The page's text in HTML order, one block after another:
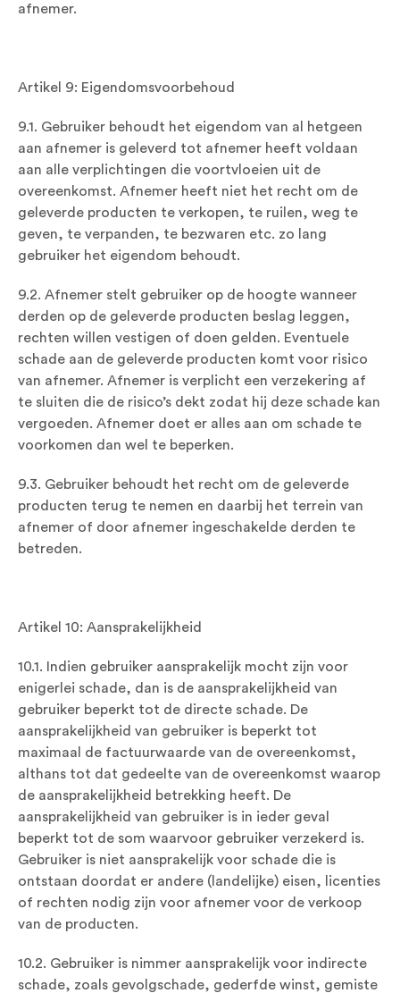
afnemer.
Artikel 9: Eigendomsvoorbehoud
9.1. Gebruiker behoudt het eigendom van al hetgeen
aan afnemer is geleverd tot afnemer heeft voldaan
aan alle verplichtingen die voortvloeien uit de
overeenkomst. Afnemer heeft niet het recht om de
geleverde producten te verkopen, te ruilen, weg te
geven, te verpanden, te bezwaren etc. zo lang
gebruiker het eigendom behoudt.
9.2. Afnemer stelt gebruiker op de hoogte wanneer
derden op de geleverde producten beslag leggen,
rechten willen vestigen of doen gelden. Eventuele
schade aan de geleverde producten komt voor risico
van afnemer. Afnemer is verplicht een verzekering af
te sluiten die de risico’s dekt zodat hij deze schade kan
vergoeden. Afnemer doet er alles aan om schade te
voorkomen dan wel te beperken.
9.3. Gebruiker behoudt het recht om de geleverde
producten terug te nemen en daarbij het terrein van
afnemer of door afnemer ingeschakelde derden te
betreden.
Artikel 10: Aansprakelijkheid
10.1. Indien gebruiker aansprakelijk mocht zijn voor
enigerlei schade, dan is de aansprakelijkheid van
gebruiker beperkt tot de directe schade. De
aansprakelijkheid van gebruiker is beperkt tot
maximaal de factuurwaarde van de overeenkomst,
althans tot dat gedeelte van de overeenkomst waarop
de aansprakelijkheid betrekking heeft. De
aansprakelijkheid van gebruiker is in ieder geval
beperkt tot de som waarvoor gebruiker verzekerd is.
Gebruiker is niet aansprakelijk voor schade die is
ontstaan doordat er andere (landelijke) eisen, licenties
of rechten nodig zijn voor afnemer voor de verkoop
van de producten.
10.2. Gebruiker is nimmer aansprakelijk voor indirecte
schade, zoals gevolgschade, gederfde winst, gemiste